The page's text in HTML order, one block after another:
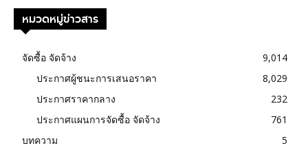
หมวดหมู่ข่าวสาร
จัดซื้อ จัดจ้าง
9,014
ประกาศผู้ชนะการเสนอราคา
8,029
ประกาศราคากลาง
232
ประกาศแผนการจัดซื้อ จัดจ้าง
761
บทความ
5